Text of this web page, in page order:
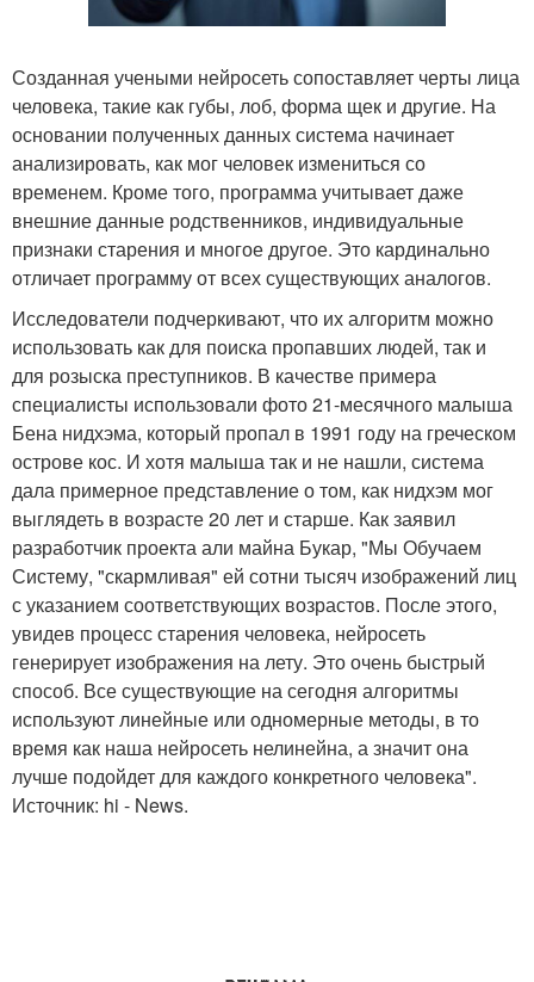
Созданная учеными нейросеть сопоставляет черты лица
человека, такие как губы, лоб, форма щек и другие. На
основании полученных данных система начинает
анализировать, как мог человек измениться со
временем. Кроме того, программа учитывает даже
внешние данные родственников, индивидуальные
признаки старения и многое другое. Это кардинально
отличает программу от всех существующих аналогов.
Исследователи подчеркивают, что их алгоритм можно
использовать как для поиска пропавших людей, так и
для розыска преступников. В качестве примера
специалисты использовали фото 21-месячного малыша
Бена нидхэма, который пропал в 1991 году на греческом
острове кос. И хотя малыша так и не нашли, система
дала примерное представление о том, как нидхэм мог
выглядеть в возрасте 20 лет и старше. Как заявил
разработчик проекта али майна Букар, "Мы Обучаем
Систему, "скармливая" ей сотни тысяч изображений лиц
с указанием соответствующих возрастов. После этого,
увидев процесс старения человека, нейросеть
генерирует изображения на лету. Это очень быстрый
способ. Все существующие на сегодня алгоритмы
используют линейные или одномерные методы, в то
время как наша нейросеть нелинейна, а значит она
лучше подойдет для каждого конкретного человека".
Источник: hi - News.